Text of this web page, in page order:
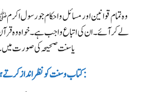
وہ تمام قوانین اور مسائل و احکام جو رسول
لے کر آئے۔ ان کی اتباع واجب ہے۔ خواہ وہ
یا سنت صحیحہ کی صورت
کتاب وسنت کو نظر انداز کرتے ہوئے: